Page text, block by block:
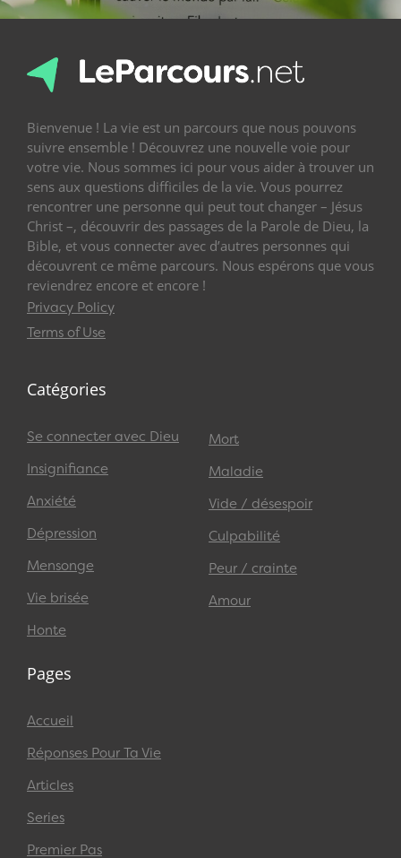
Bienvenue ! La vie est un parcours que nous pouvons
suivre ensemble ! Découvrez une nouvelle voie pour
votre vie. Nous sommes ici pour vous aider à trouver un
sens aux questions difficiles de la vie. Vous pourrez
rencontrer une personne qui peut tout changer – Jésus
Christ –, découvrir des passages de la Parole de Dieu, la
Bible, et vous connecter avec d’autres personnes qui
découvrent ce même parcours. Nous espérons que vous
reviendrez encore et encore !
Privacy Policy
Terms of Use
Catégories
Se connecter avec Dieu
Insignifiance
Anxiété
Dépression
Mensonge
Vie brisée
Honte
Mort
Maladie
Vide / désespoir
Culpabilité
Peur / crainte
Amour
Pages
Accueil
Réponses Pour Ta Vie
Articles
Series
Premier Pas